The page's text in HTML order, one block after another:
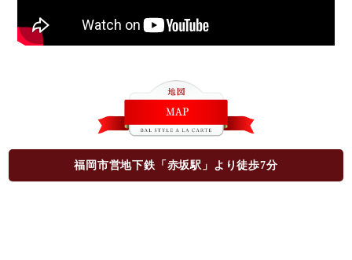
福岡市営地下鉄「赤坂駅」より徒歩7分